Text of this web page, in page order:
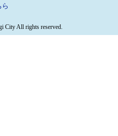
City All rights reserved.